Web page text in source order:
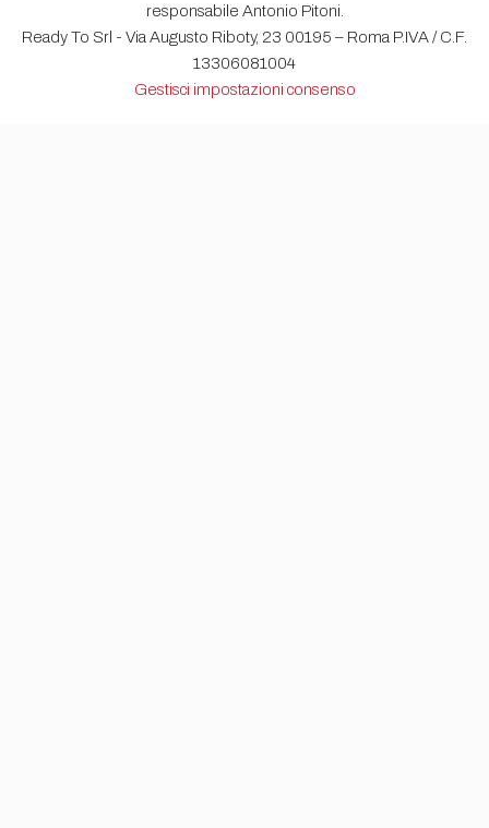
responsabile Antonio Pitoni.
Ready To Srl - Via Augusto Riboty, 23 00195 – Roma P.IVA / C.F.
13306081004
Gestisci impostazioni consenso